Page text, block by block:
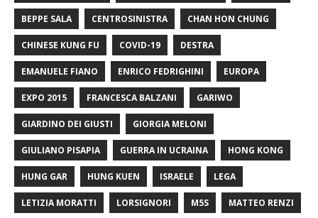
BEPPE SALA CENTROSINISTRA CHAN HON CHUNG
CHINESE KUNG FU COVID-19 DESTRA
EMANUELE FIANO ENRICO FEDRIGHINI EUROPA
EXPO 2015 FRANCESCA BALZANI GARIWO
GIARDINO DEI GIUSTI GIORGIA MELONI
GIULIANO PISAPIA GUERRA IN UCRAINA HONG KONG
HUNG GAR HUNG KUEN ISRAELE LEGA
LETIZIA MORATTI LORSIGNORI M5S MATTEO RENZI